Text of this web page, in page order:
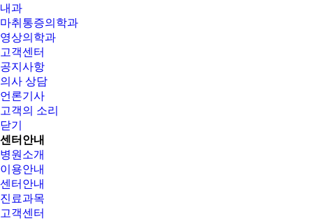
내과
마취통증의학과
영상의학과
고객센터
공지사항
의사 상담
언론기사
고객의 소리
닫기
센터안내
병원소개
이용안내
센터안내
진료과목
고객센터